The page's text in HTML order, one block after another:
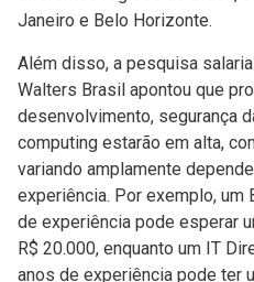
Janeiro e Belo Horizonte​​.
Além disso, a pesquisa
Walters Brasil apontou que
desenvolvimento, segurança
computing estarão em alta,
variando amplamente
experiência. Por exemplo, um
de experiência pode esperar
R$ 20.000, enquanto um IT
anos de experiência pode ter